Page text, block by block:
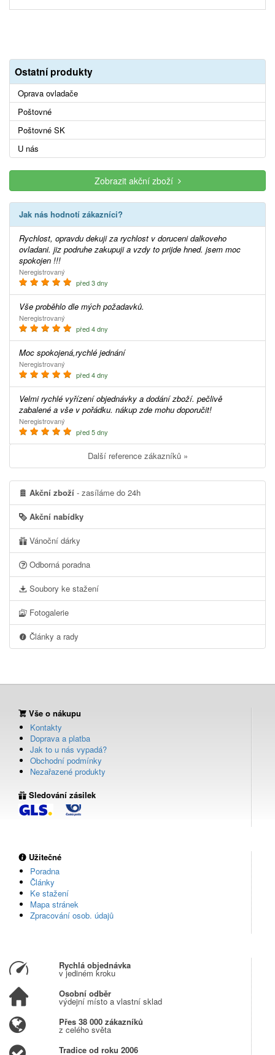
Ostatní produkty
Oprava ovladače
Poštovné
Poštovné SK
U nás
Zobrazit akční zboží
Jak nás hodnotí zákazníci?
Rychlost, opravdu dekuji za rychlost v doruceni dalkoveho
ovladani. jiz podruhe zakupuji a vzdy to prijde hned. jsem moc
spokojen !!!
Neregistrovaný
před 3 dny
Vše proběhlo dle mých požadavků.
Neregistrovaný
před 4 dny
Moc spokojená,rychlé jednání
Neregistrovaný
před 4 dny
Velmi rychlé vyřízení objednávky a dodání zboží. pečlivě
zabalené a vše v pořádku. nákup zde mohu doporučit!
Neregistrovaný
před 5 dny
Další reference zákazníků »
Akční zboží - zasíláme do 24h
Akční nabídky
Vánoční dárky
Odborná poradna
Soubory ke stažení
Fotogalerie
Články a rady
Vše o nákupu
Kontakty
Doprava a platba
Jak to u nás vypadá?
Obchodní podmínky
Nezařazené produkty
Sledování zásilek
Užitečné
Poradna
Články
Ke stažení
Mapa stránek
Zpracování osob. údajů
Rychlá objednávka
v jediném kroku
Osobní odběr
výdejní místo a vlastní sklad
Přes 38 000 zákazníků
z celého světa
Tradice od roku 2006